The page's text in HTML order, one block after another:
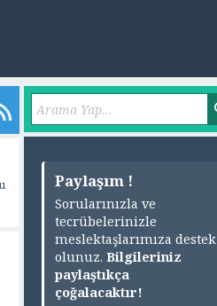
Paylaşım !
Sorularınızla ve
tecrübelerinizle
meslektaşlarımıza destek
olunuz. Bilgileriniz
paylaştıkça
çoğalacaktır!